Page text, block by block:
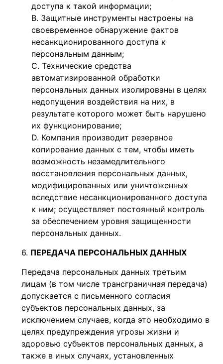
доступа к такой информации;
Защитные инструменты настроены на
своевременное обнаружение фактов
несанкционированного доступа к
персональным данным;
Технические средства
автоматизированной обработки
персональных данных изолированы в целях
недопущения воздействия на них, в
результате которого может быть нарушено
их функционирование;
Компания производит резервное
копирование данных с тем, чтобы иметь
возможность незамедлительного
восстановления персональных данных,
модифицированных или уничтоженных
вследствие несанкционированного доступа
к ним; осуществляет постоянный контроль
за обеспечением уровня защищенности
персональных данных.
ПЕРЕДАЧА ПЕРСОНАЛЬНЫХ ДАННЫХ
Передача персональных данных третьим
лицам (в том числе трансграничная передача)
допускается с письменного согласия
субъектов персональных данных, за
исключением случаев, когда это необходимо в
целях предупреждения угрозы жизни и
здоровью субъектов персональных данных, а
также в иных случаях, установленных